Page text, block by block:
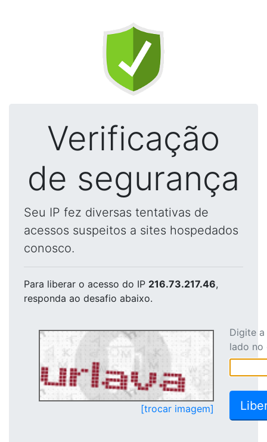
Verificação
de segurança
Seu IP fez diversas tentativas de
acessos suspeitos a sites hospedados
conosco.
Para liberar o acesso do IP 216.73.217.46,
responda ao desafio abaixo.
[trocar imagem]
Digite
lado no